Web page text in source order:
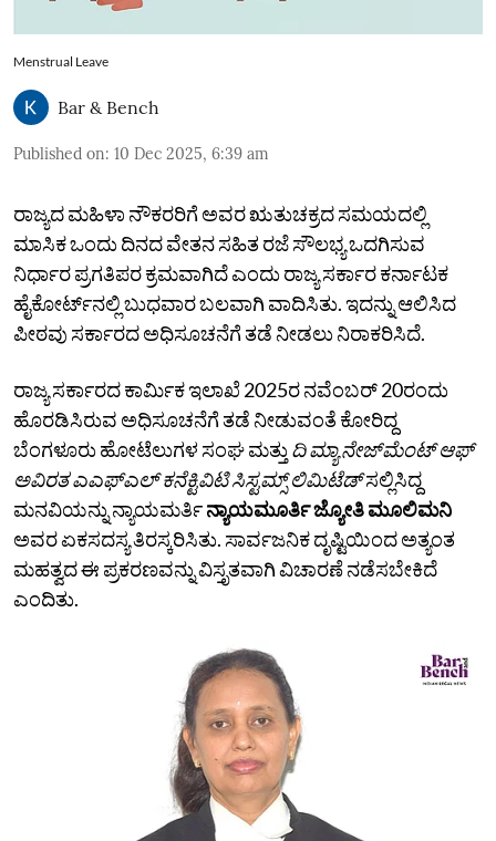
Menstrual Leave
Bar & Bench
Published on: 10 Dec 2025, 6:39 am
ರಾಜ್ಯದ ಮಹಿಳಾ ನೌಕರರಿಗೆ ಅವರ ಋತುಚಕ್ರದ ಸಮಯದಲ್ಲಿ
ಮಾಸಿಕ ಒಂದು ದಿನದ ವೇತನ ಸಹಿತ ರಜೆ ಸೌಲಭ್ಯ ಒದಗಿಸುವ
ನಿರ್ಧಾರ ಪ್ರಗತಿಪರ ಕ್ರಮವಾಗಿದೆ ಎಂದು ರಾಜ್ಯ ಸರ್ಕಾರ ಕರ್ನಾಟಕ
ಹೈಕೋರ್ಟ್‌ನಲ್ಲಿ ಬುಧವಾರ ಬಲವಾಗಿ ವಾದಿಸಿತು. ಇದನ್ನು ಆಲಿಸಿದ
ಪೀಠವು ಸರ್ಕಾರದ ಅಧಿಸೂಚನೆಗೆ ತಡೆ ನೀಡಲು ನಿರಾಕರಿಸಿದೆ.
ರಾಜ್ಯ ಸರ್ಕಾರದ ಕಾರ್ಮಿಕ ಇಲಾಖೆ 2025ರ ನವೆಂಬರ್ 20ರಂದು
ಹೊರಡಿಸಿರುವ ಅಧಿಸೂಚನೆಗೆ ತಡೆ ನೀಡುವಂತೆ ಕೋರಿದ್ದ
ಬೆಂಗಳೂರು ಹೋಟೆಲುಗಳ ಸಂಘ ಮತ್ತು ದಿ ಮ್ಯಾನೇಜ್‌ಮೆಂಟ್‌ ಆಫ್‌
ಅವಿರತ ಎಎಫ್‌ಎಲ್‌ ಕನೆಕ್ಟಿವಿಟಿ ಸಿಸ್ಟಮ್ಸ್‌ ಲಿಮಿಟೆಡ್‌ಸಲ್ಲಿಸಿದ್ದ
ಮನವಿಯನ್ನು ನ್ಯಾಯಮರ್ತಿನ್ಯಾಯಮೂರ್ತಿ ಜ್ಯೋತಿ ಮೂಲಿಮನಿ
ಅವರ ಏಕಸದಸ್ಯ ತಿರಸ್ಕರಿಸಿತು. ಸಾರ್ವಜನಿಕ ದೃಷ್ಟಿಯಿಂದ ಅತ್ಯಂತ
ಮಹತ್ವದ ಈ ಪ್ರಕರಣವನ್ನು ವಿಸ್ತೃತವಾಗಿ ವಿಚಾರಣೆ ನಡೆಸಬೇಕಿದೆ
ಎಂದಿತು.